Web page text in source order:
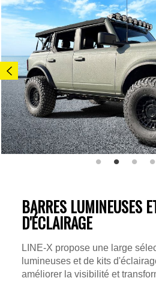
BARRES LUMINEUSES
D'ÉCLAIRAGE
LINE-X propose une large
lumineuses et de kits
améliorer la visibilité et